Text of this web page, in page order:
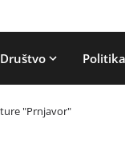
Društvo Politika
"Prnjavor"